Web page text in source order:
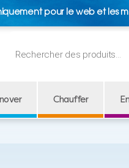
pour le web et les
de
Chauffer